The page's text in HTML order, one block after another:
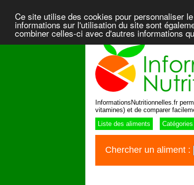
Ce site utilise des cookies pour personnaliser
informations sur l'utilisation du site sont
combiner celles-ci avec d'autres informations
InformationsNutritionnelles.fr
vitamines) et de comparer
Liste des aliments
Chercher un aliment :